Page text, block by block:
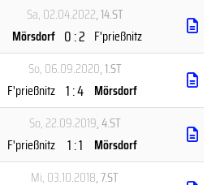
Sa, 02.04.2022, 14.ST
Mörsdorf 0 : 2 F'prießnitz
So, 06.09.2020, 1.ST
F'prießnitz 1 : 4 Mörsdorf
So, 22.09.2019, 4.ST
F'prießnitz 1 : 1 Mörsdorf
Mi, 03.10.2018, 7.ST